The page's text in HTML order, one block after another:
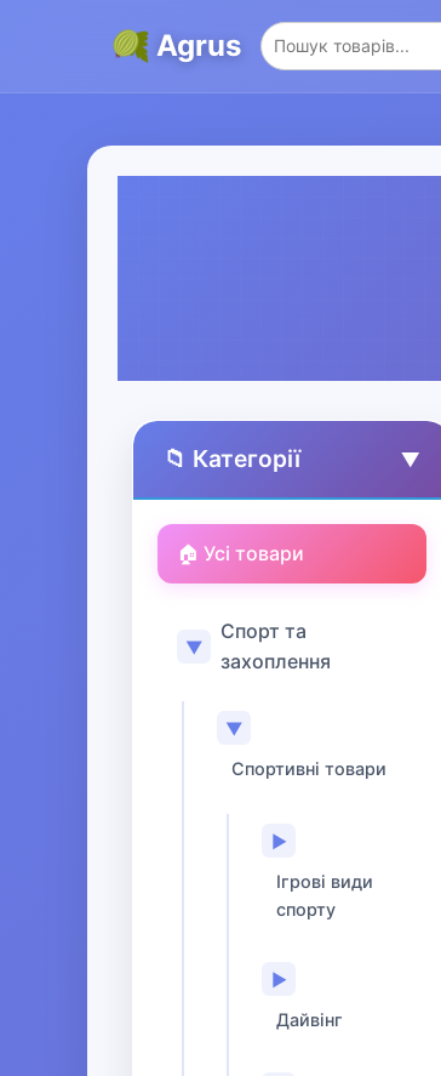
Agrus
📁 Категорії ▲
🏠 Усі товари
▼
Спорт та
захоплення
▼
Спортивні товари
▶
Ігрові види
спорту
▶
Дайвінг